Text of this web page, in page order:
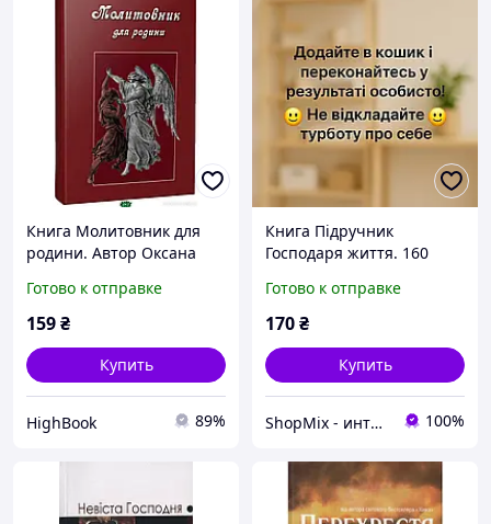
Книга Молитовник для
родини. Автор Оксана
твердый) 2022 г. DC
Готово к отправке
159₴
Купить
HighBook 89%
Книга Підручник
Господаря життя. 160
Синельников 2011 г. DE
Готово к отправке
170₴
Купить
ShopMix - интернет-магазин сумок и аксессуаров 100%